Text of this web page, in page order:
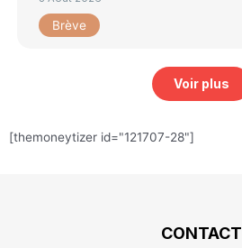
Brève
Voir plus
[themoneytizer id="121707-28"]
CONTACT